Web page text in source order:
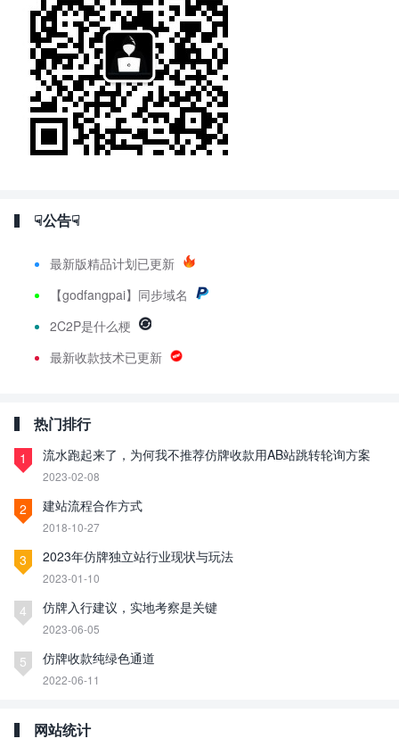
☟公告☟
最新版精品计划已更新
【godfangpai】同步域名
2C2P是什么梗
最新收款技术已更新
热门排行
1 流水跑起来了，为何我不推荐仿牌收款用AB站跳转轮询方案
2023-02-08
2 建站流程合作方式
2018-10-27
3 2023年仿牌独立站行业现状与玩法
2023-01-10
4 仿牌入行建议，实地考察是关键
2023-06-05
5 仿牌收款纯绿色通道
2022-06-11
网站统计